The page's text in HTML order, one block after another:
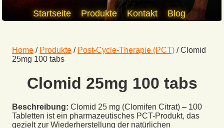
Startseite Produkte Kontakt Blog
Home / Produkte / Post-Cycle-Therapie (PCT) /Clomid
25mg 100 tabs
Clomid 25mg 100 tabs
Beschreibung: Clomid 25 mg (Clomifen Citrat) – 100
Tabletten ist ein pharmazeutisches PCT-Produkt, das
gezielt zur Wiederherstellung der natürlichen